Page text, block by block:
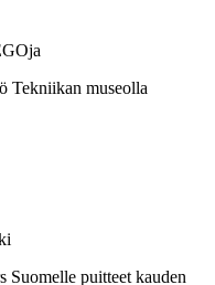
Suomelle puitteet kauden